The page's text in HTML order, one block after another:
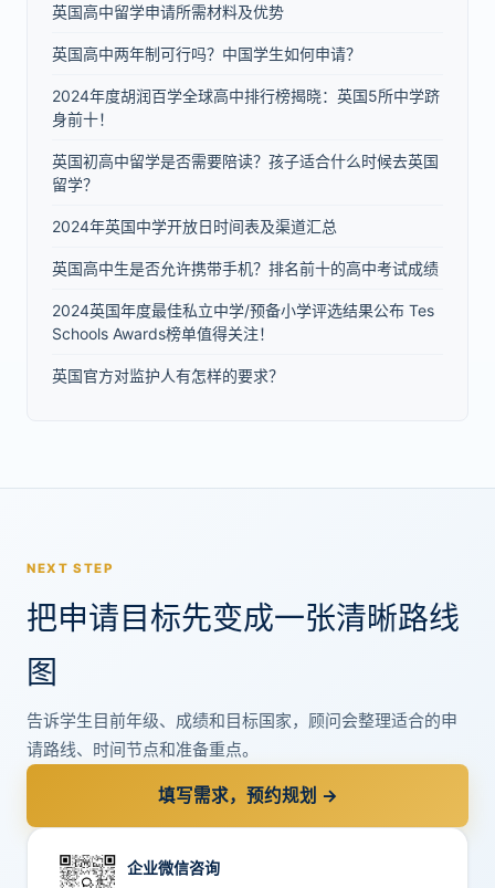
英国高中留学申请所需材料及优势
英国高中两年制可行吗？中国学生如何申请？
2024年度胡润百学全球高中排行榜揭晓：英国5所中学跻
身前十！
英国初高中留学是否需要陪读？孩子适合什么时候去英国
留学？
2024年英国中学开放日时间表及渠道汇总
英国高中生是否允许携带手机？排名前十的高中考试成绩
2024英国年度最佳私立中学/预备小学评选结果公布 Tes
Schools Awards榜单值得关注！
英国官方对监护人有怎样的要求？
NEXT STEP
把申请目标先变成一张清晰路线
图
告诉学生目前年级、成绩和目标国家，顾问会整理适合的申
请路线、时间节点和准备重点。
填写需求，预约规划 →
企业微信咨询